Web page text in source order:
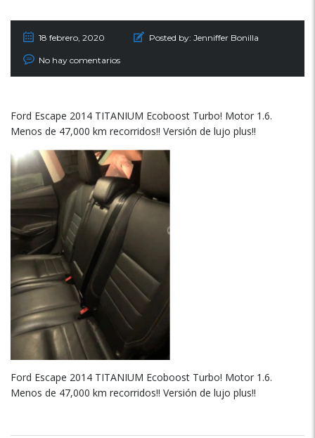
18 febrero, 2020 Posted by: Jenniffer Bonilla
No hay comentarios
Ford Escape 2014 TITANIUM Ecoboost Turbo! Motor 1.6.
Menos de 47,000 km recorridos!! Versión de lujo plus!!
Ford Escape 2014 TITANIUM Ecoboost Turbo! Motor 1.6.
Menos de 47,000 km recorridos!! Versión de lujo plus!!